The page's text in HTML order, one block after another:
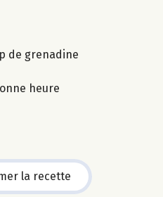
de grenadine
heure
la recette